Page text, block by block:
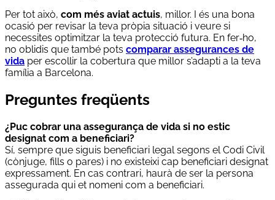
Per tot això, com més aviat actuis, millor. I és una bona
ocasió per revisar la teva pròpia situació i veure si
necessites optimitzar la teva protecció futura. En fer‑ho,
no oblidis que també pots comparar assegurances de
vida per escollir la cobertura que millor s’adapti a la teva
família a Barcelona.
Preguntes freqüents
¿Puc cobrar una assegurança de vida si no estic
designat com a beneficiari?
Sí, sempre que siguis beneficiari legal segons el Codi Civil
(cònjuge, fills o pares) i no existeixi cap beneficiari designat
expressament. En cas contrari, haurà de ser la persona
assegurada qui et nomeni com a beneficiari.